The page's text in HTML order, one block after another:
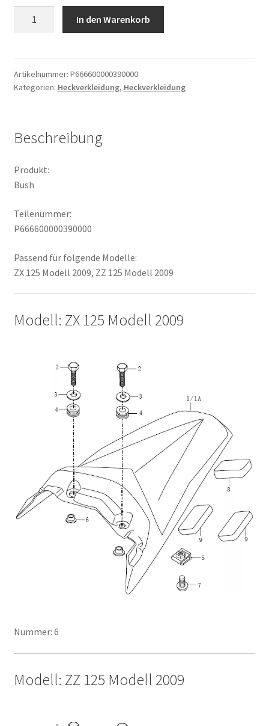
In den Warenkorb
Artikelnummer: P666600000390000
Kategorien: Heckverkleidung, Heckverkleidung
Beschreibung
Produkt:
Bush
Teilenummer:
P666600000390000
Passend für folgende Modelle:
ZX 125 Modell 2009, ZZ 125 Modell 2009
Modell: ZX 125 Modell 2009
Nummer: 6
Modell: ZZ 125 Modell 2009